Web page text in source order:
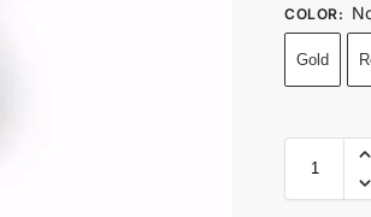
COLOR:
Gold